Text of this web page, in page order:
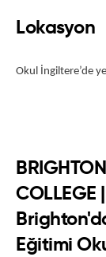
Lokasyon
Okul İngiltere’de
BRIGHTON
COLLEGE |
Eğitimi